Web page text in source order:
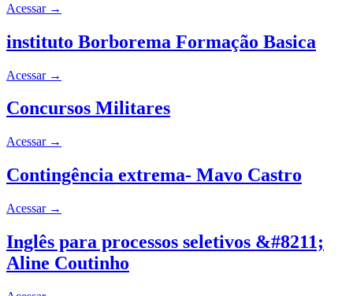
Acessar →
instituto Borborema Formação Basica
Acessar →
Concursos Militares
Acessar →
Contingência extrema- Mavo Castro
Acessar →
Inglês para processos seletivos &#8211;
Aline Coutinho